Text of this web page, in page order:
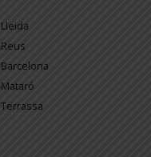
Lleida
Reus
Barcelona
Mataró
Terrassa